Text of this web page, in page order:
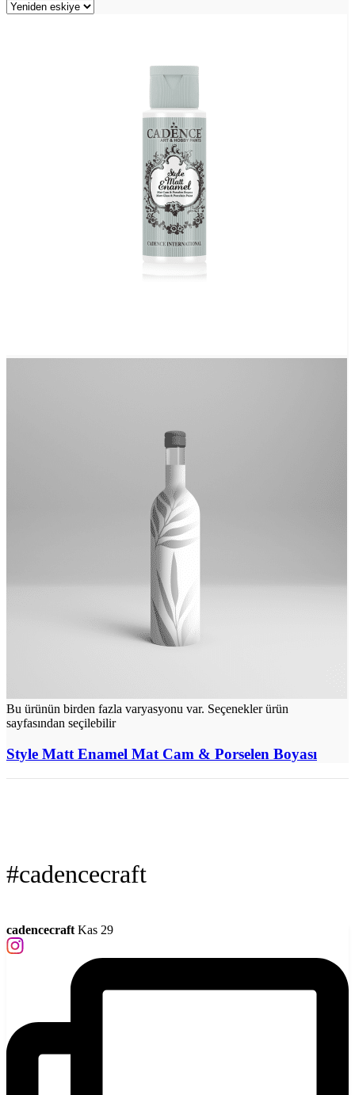
Bu ürünün birden fazla varyasyonu var. Seçenekler ürün
sayfasından seçilebilir
Style Matt Enamel Mat Cam & Porselen Boyası
#cadencecraft
cadencecraft Kas 29